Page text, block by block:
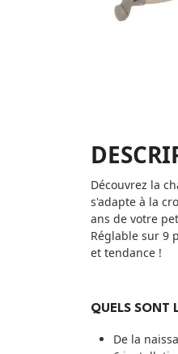
Découvrez la
s'adapte à la
ans de votre
Réglable sur 9
et tendance !
QUELS SONT
De la